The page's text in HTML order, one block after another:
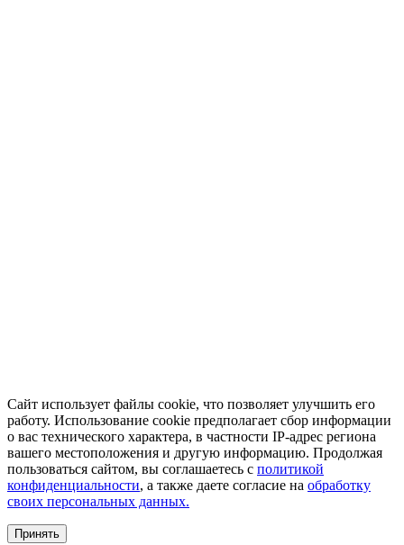
Сайт использует файлы cookie, что позволяет улучшить его
работу. Использование cookie предполагает сбор информации
о вас технического характера, в частности IP-адрес региона
вашего местоположения и другую информацию. Продолжая
пользоваться сайтом, вы соглашаетесь с политикой
конфиденциальности, а также даете согласие на обработку
своих персональных данных.
Принять